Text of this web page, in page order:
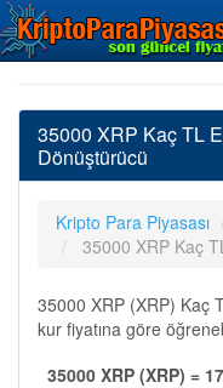
35000 XRP Kaç TL
Dönüştürücü
Kripto Para Piyasası
35000 XRP Kaç
35000 XRP (XRP) Kaç
kur fiyatına göre
35000 XRP (XRP) =